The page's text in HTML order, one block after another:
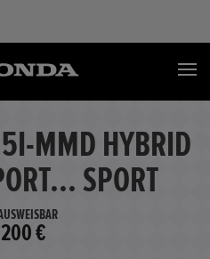
MMD HYBRID
SPORT
€